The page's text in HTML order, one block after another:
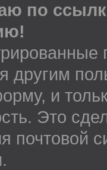
по
другим
и
Это
почтовой